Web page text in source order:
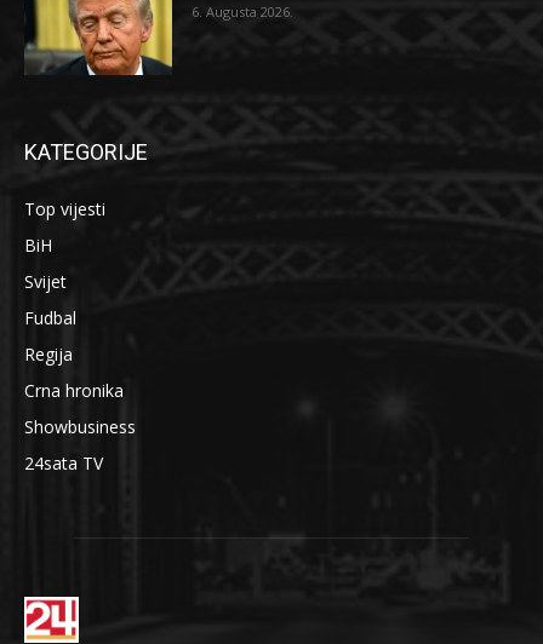
6. Augusta 2026.
KATEGORIJE
Top vijesti
BiH
Svijet
Fudbal
Regija
Crna hronika
Showbusiness
24sata TV